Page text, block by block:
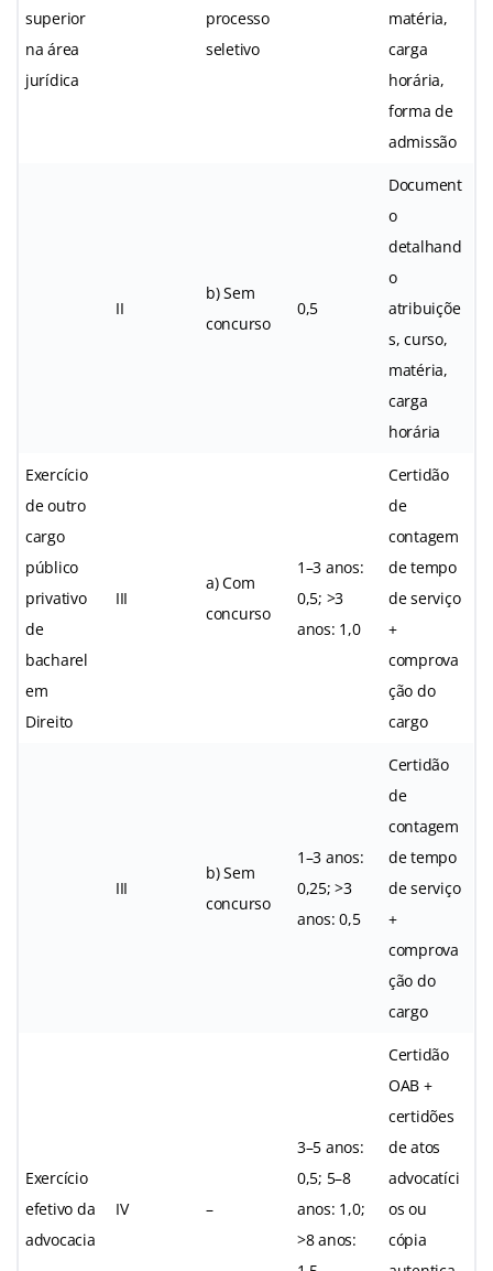
superior
na área
jurídica
processo
seletivo
matéria,
carga
horária,
forma de
admissão
II
b) Sem
concurso
0,5
Document
o
detalhand
o
atribuiçõe
s, curso,
matéria,
carga
horária
Exercício
de outro
cargo
público
privativo
de
bacharel
em
Direito
III
a) Com
concurso
1–3 anos:
0,5; >3
anos: 1,0
Certidão
de
contagem
de tempo
de serviço
+
comprova
ção do
cargo
III
b) Sem
concurso
1–3 anos:
0,25; >3
anos: 0,5
Certidão
de
contagem
de tempo
de serviço
+
comprova
ção do
cargo
Exercício
efetivo da
advocacia
IV –
3–5 anos:
0,5; 5–8
anos: 1,0;
>8 anos:
Certidão
OAB +
certidões
de atos
advocatíci
os ou
cópia